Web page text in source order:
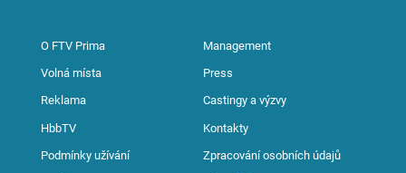
O FTV Prima Management
Volná místa Press
Reklama Castingy a výzvy
HbbTV Kontakty
Podmínky užívání Zpracování osobních údajů